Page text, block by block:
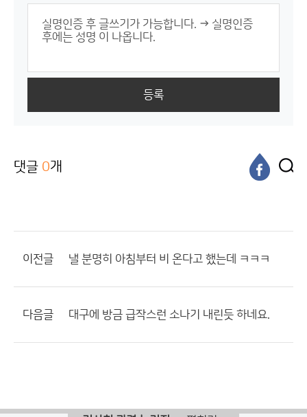
등록
댓글 0개
이전글 낼 분명히 아침부터 비 온다고 했는데 ㅋㅋㅋ
다음글 대구에 방금 급작스런 소나기 내린듯 하네요.